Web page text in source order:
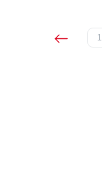
1